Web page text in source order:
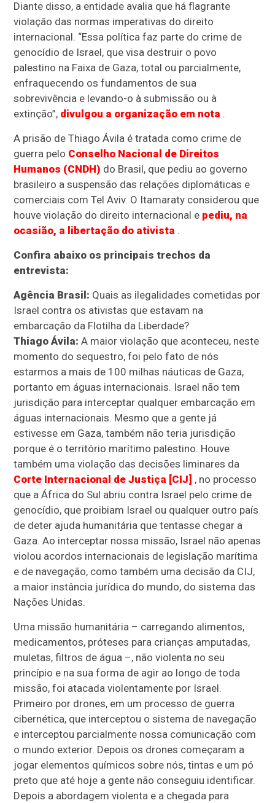
Diante disso, a entidade avalia que há flagrante
violação das normas imperativas do direito
internacional. “Essa política faz parte do crime de
genocídio de Israel, que visa destruir o povo
palestino na Faixa de Gaza, total ou parcialmente,
enfraquecendo os fundamentos de sua
sobrevivência e levando-o à submissão ou à
extinção”, divulgou a organização em nota .
A prisão de Thiago Ávila é tratada como crime de
guerra pelo Conselho Nacional de Direitos
Humanos (CNDH) do Brasil, que pediu ao governo
brasileiro a suspensão das relações diplomáticas e
comerciais com Tel Aviv. O Itamaraty considerou que
houve violação do direito internacional e pediu, na
ocasião, a libertação do ativista .
Confira abaixo os principais trechos da
entrevista:
Agência Brasil: Quais as ilegalidades cometidas por
Israel contra os ativistas que estavam na
embarcação da Flotilha da Liberdade?
Thiago Ávila: A maior violação que aconteceu, neste
momento do sequestro, foi pelo fato de nós
estarmos a mais de 100 milhas náuticas de Gaza,
portanto em águas internacionais. Israel não tem
jurisdição para interceptar qualquer embarcação em
águas internacionais. Mesmo que a gente já
estivesse em Gaza, também não teria jurisdição
porque é o território marítimo palestino. Houve
também uma violação das decisões liminares da
Corte Internacional de Justiça [CIJ] , no processo
que a África do Sul abriu contra Israel pelo crime de
genocídio, que proibiam Israel ou qualquer outro país
de deter ajuda humanitária que tentasse chegar a
Gaza. Ao interceptar nossa missão, Israel não apenas
violou acordos internacionais de legislação marítima
e de navegação, como também uma decisão da CIJ,
a maior instância jurídica do mundo, do sistema das
Nações Unidas.
Uma missão humanitária – carregando alimentos,
medicamentos, próteses para crianças amputadas,
muletas, filtros de água –, não violenta no seu
princípio e na sua forma de agir ao longo de toda
missão, foi atacada violentamente por Israel.
Primeiro por drones, em um processo de guerra
cibernética, que interceptou o sistema de navegação
e interceptou parcialmente nossa comunicação com
o mundo exterior. Depois os drones começaram a
jogar elementos químicos sobre nós, tintas e um pó
preto que até hoje a gente não conseguiu identificar.
Depois a abordagem violenta e a chegada para